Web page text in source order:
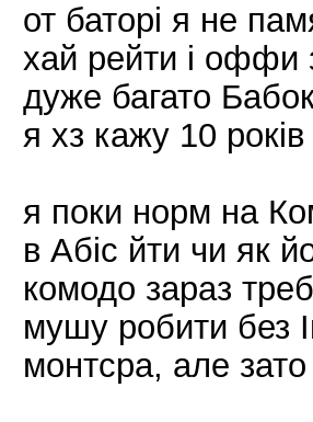
от баторі я не
хай рейти і оффи
дуже багато
я хз кажу 10
я поки норм на
в Абіс йти чи як
комодо зараз
мушу робити без
монтсра, але